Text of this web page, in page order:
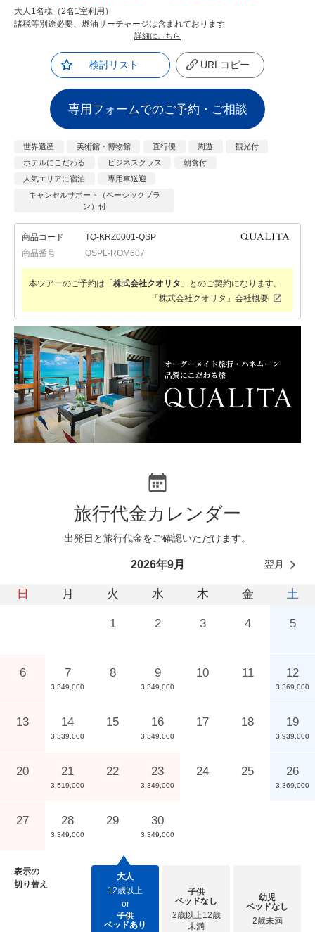
大人1名様（2名1室利用）
諸税等別途必要、燃油サーチャージは含まれております
詳細はこちら
検討リスト URLコピー
専用フォームでのご予約・ご相談
世界遺産 美術館・博物館 直行便 周遊
観光付
ホテルにこだわる
ビジネスクラス
朝食付
人気エリアに宿泊
専用車送迎
キャンセルサポート（ベーシックプラ
ン）付
商品コード
TQ-KRZ0001-QSP
商品番号
QSPL-ROM607
本ツアーのご予約は「株式会社クオリタ 」とのご契約になります。
「株式会社クオリタ」会社概要
旅行代金カレンダー
出発日と旅行代金をご確認いただけます。
2026年9月 翌月
日 月 火 水 木 金 土
1 2 3 4 5
6 7
3,349,000
8 9
3,349,000
10 11 12
3,369,000
13 14
3,339,000
15 16
3,349,000
17 18 19
3,939,000
20 21
3,519,000
22 23
3,349,000
24 25 26
3,369,000
27 28
3,349,000
29 30
3,349,000
表示の
切り替え
大人
12歳以上
or
子供
ベッドあり
子供
ベッドなし
2歳以上12歳
未満
幼児
ベッドなし
2歳未満